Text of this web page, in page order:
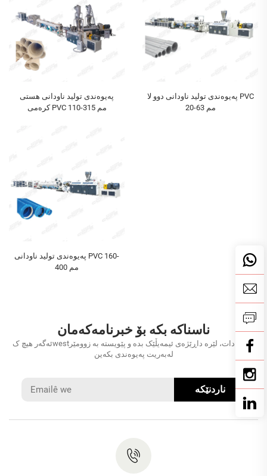
په‌یوه‌ندی تولید ناودانی هستی
کرەمی PVC 110-315 مم
په‌یوه‌ندی تولید ناودانی دوو لا PVC
20-63 مم
په‌یوه‌ندی تولید ناودانی PVC 160-
400 مم
ناسناکە بکە بۆ خبرنامەکەمان
ئەگەر هیچ کwestیەکت دات، لێرە داڕێژەی ئیمەیڵێک بدە و پێویستە بە زوومێر
لەبەریت پەیوەندی بکەین
ناردنێکە